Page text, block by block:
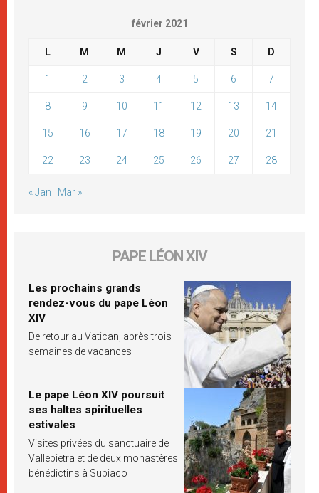
février 2021
L M M J V S D
1 2 3 4 5 6 7
8 9 10 11 12 13 14
15 16 17 18 19 20 21
22 23 24 25 26 27 28
« Jan Mar »
PAPE LÉON XIV
Les prochains grands
rendez-vous du pape Léon
XIV
De retour au Vatican, après trois
semaines de vacances
Le pape Léon XIV poursuit
ses haltes spirituelles
estivales
Visites privées du sanctuaire de
Vallepietra et de deux monastères
bénédictins à Subiaco